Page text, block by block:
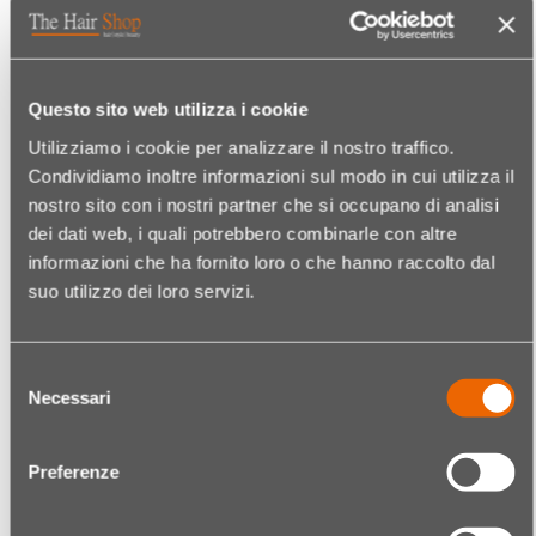
Questo sito web utilizza i cookie
Utilizziamo i cookie per analizzare il nostro traffico.
Condividiamo inoltre informazioni sul modo in cui utilizza il
nostro sito con i nostri partner che si occupano di analisi
dei dati web, i quali potrebbero combinarle con altre
informazioni che ha fornito loro o che hanno raccolto dal
suo utilizzo dei loro servizi.
delNecessari
Preferenze
€ 15,95 Quantità
Codice:14890139022
CHIARO NATURALE DORATO
€ 15,95 Quantità
Codice:14890139023
CHIARO PERLA CENERE
€ 15,95